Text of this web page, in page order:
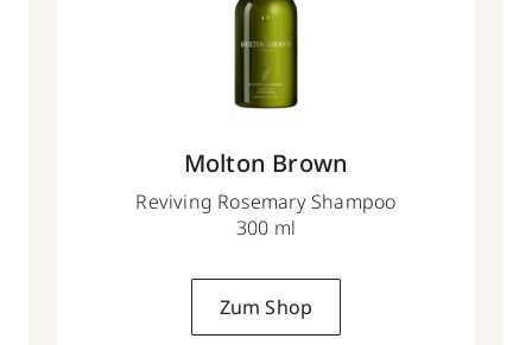
Molton Brown
Reviving Rosemary Shampoo
300 ml
Zum Shop